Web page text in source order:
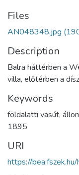
Files
AN048348.jpg
Description
Balra háttérben a
villa, előtérben a
Keywords
földalatti vasút,
1895
URI
https://